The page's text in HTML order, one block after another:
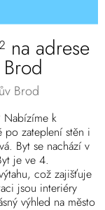
na adrese
Brod
Nabízíme k
zateplení stěn i
Byt se nachází v
je ve 4.
což zajišťuje
jsou interiéry
výhled na město